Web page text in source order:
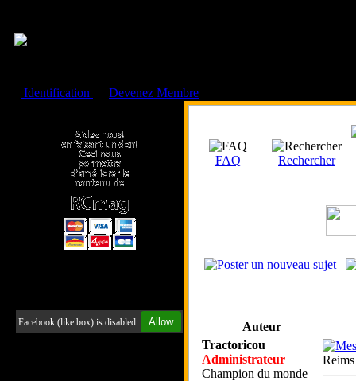
Identification
Devenez Membre
Facebook (like box) is disabled. Allow
FAQ Rechercher
Auteur
Tractoricou
Administrateur
Champion du monde